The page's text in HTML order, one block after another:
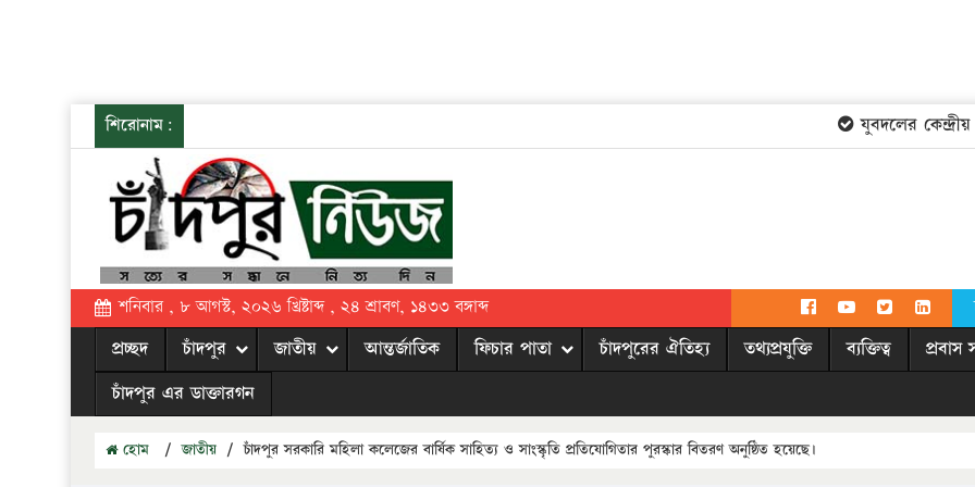
শিরোনাম: যুবদলের কেন্দ্রীয়
শনিবার , ৮ আগস্ট, ২০২৬ খ্রিষ্টাব্দ , ২৪ শ্রাবণ, ১৪৩৩ বঙ্গাব্দ
প্রচ্ছদ চাঁদপুর জাতীয় আন্তর্জাতিক ফিচার পাতা চাঁদপুরের ঐতিহ্য তথ্যপ্রযুক্তি ব্যক্তিত্ব প্রবাস
চাঁদপুর এর ডাক্তারগন
হোম / জাতীয় / চাঁদপুর সরকারি মহিলা কলেজের বার্ষিক সাহিত্য ও সাংস্কৃতি প্রতিযোগিতার পুরস্কার বিতরণ অনুষ্ঠিত হয়েছে।